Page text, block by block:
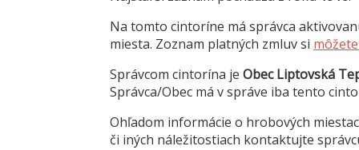
Na tomto cintoríne má správca
miesta. Zoznam platných zmluv si
Správcom cintorína je Obec Liptovská
Správca/Obec má v správe iba tento
Ohľadom informácie o hrobových
či iných náležitostiach kontaktujte